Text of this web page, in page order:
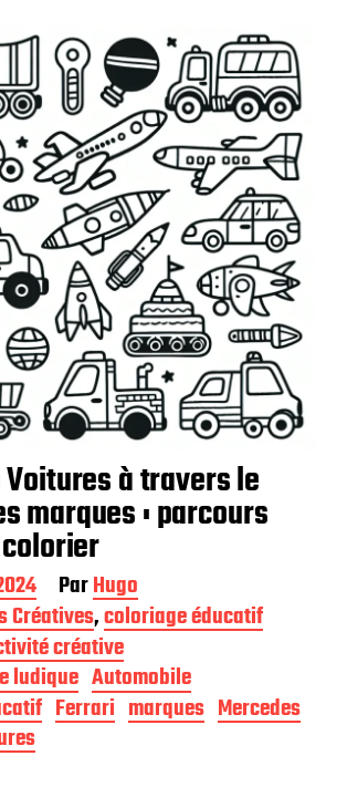
à travers le
marques : parcours
ParHugo
Créatives,coloriage éducatif
créative
ludique Automobile
Ferrari marques Mercedes